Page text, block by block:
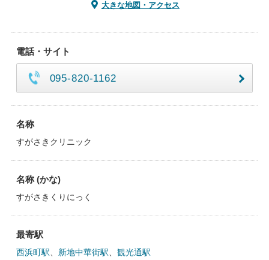
大きな地図・アクセス
電話・サイト
095-820-1162
名称
すがさきクリニック
名称 (かな)
すがさきくりにっく
最寄駅
西浜町駅 新地中華街駅 観光通駅